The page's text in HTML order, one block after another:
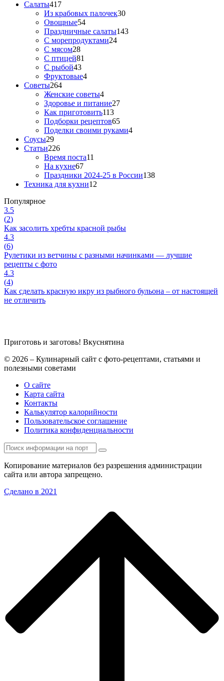
Салаты417
Из крабовых палочек30
Овощные54
Праздничные салаты143
С морепродуктами24
С мясом28
С птицей81
С рыбой43
Фруктовые4
Советы264
Женские советы4
Здоровье и питание27
Как приготовить113
Подборки рецептов65
Поделки своими руками4
Соусы29
Статьи226
Время поста11
На кухне67
Праздники 2024-25 в России138
Техника для кухни12
Популярное
3.5
(2)
Как засолить хребты красной рыбы
4.3
(6)
Рулетики из ветчины с разными начинками — лучшие
рецепты с фото
4.3
(4)
Как сделать красную икру из рыбного бульона – от настоящей
не отличить
Приготовь и заготовь! Вкуснятина
© 2026 – Кулинарный сайт с фото-рецептами, статьями и
полезными советами
О сайте
Карта сайта
Контакты
Калькулятор калорийности
Пользовательское соглашение
Политика конфиденциальности
Копирование материалов без разрешения администрации
сайта или автора запрещено.
Сделано в 2021